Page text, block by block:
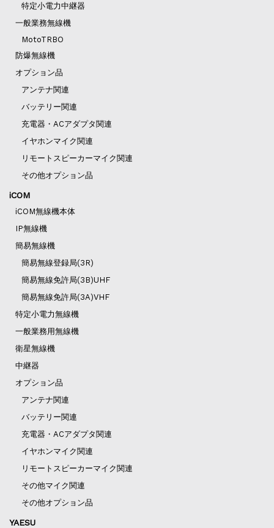
特定小電力中継器
一般業務無線機
MotoTRBO
防爆無線機
オプション品
アンテナ関連
バッテリー関連
充電器・ACアダプタ関連
イヤホンマイク関連
リモートスピーカーマイク関連
その他オプション品
iCOM
iCOM無線機本体
IP無線機
簡易無線機
簡易無線登録局(3R)
簡易無線免許局(3B)UHF
簡易無線免許局(3A)VHF
特定小電力無線機
一般業務用無線機
衛星無線機
中継器
オプション品
アンテナ関連
バッテリー関連
充電器・ACアダプタ関連
イヤホンマイク関連
リモートスピーカーマイク関連
その他マイク関連
その他オプション品
YAESU